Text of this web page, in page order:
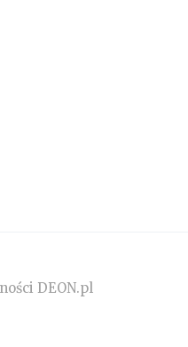
DEON.pl